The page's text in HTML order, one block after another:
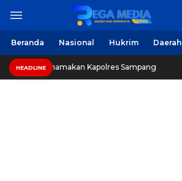
Regamedianews.com
Berita Harian Online
Beranda Nasional Hukrim Daerah
HEADLINE Kapolres Sampang